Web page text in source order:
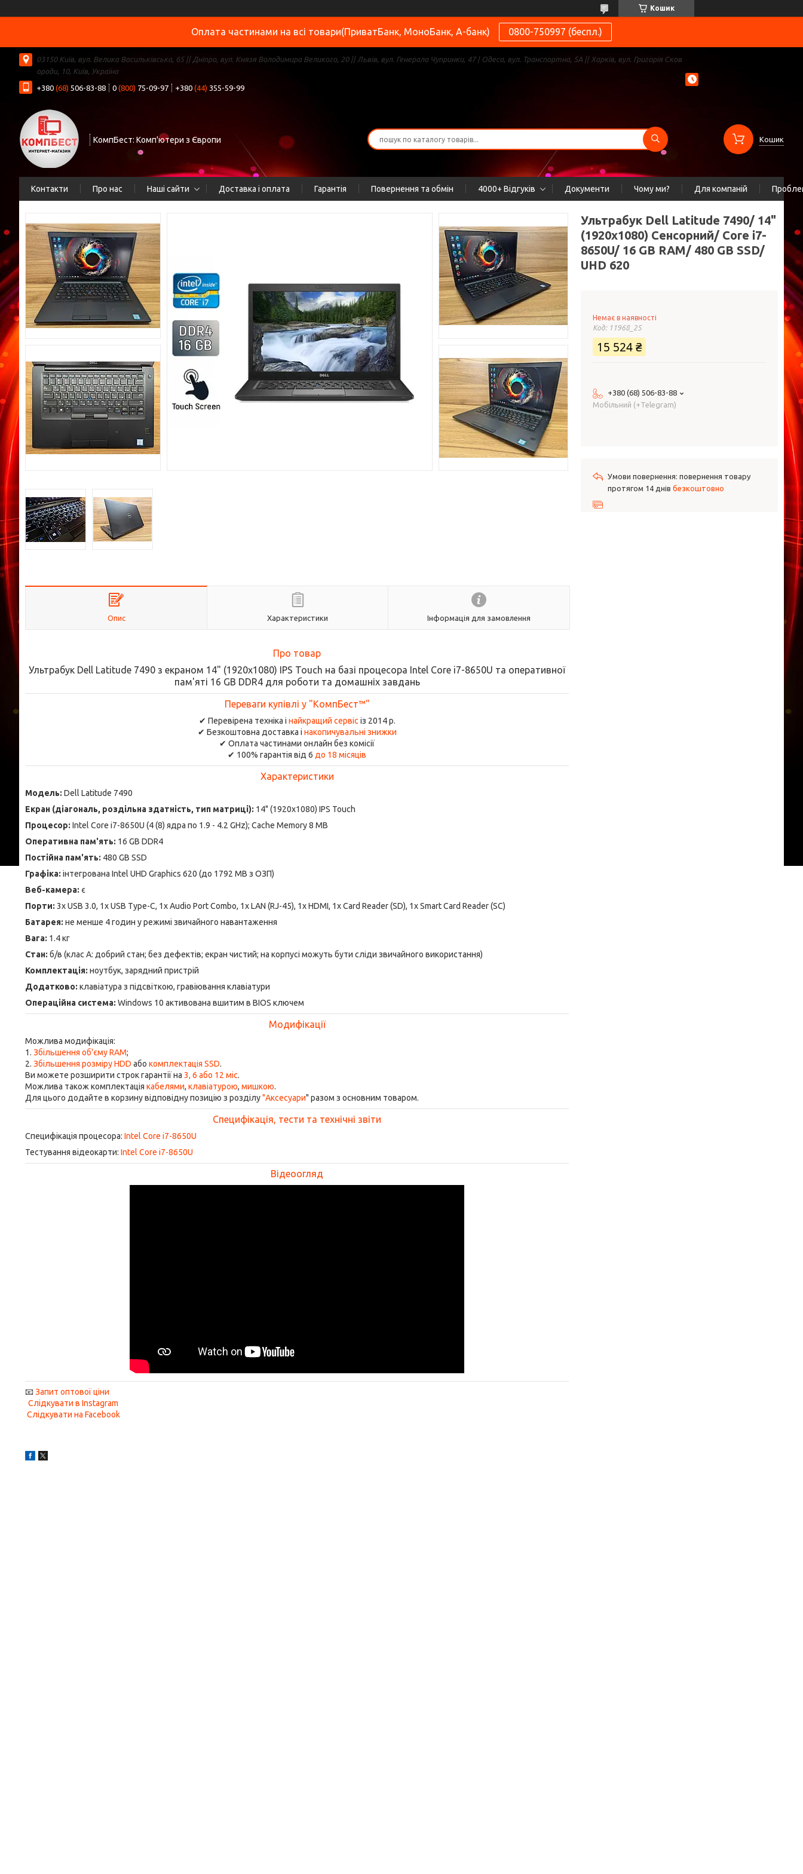
Кошик
Оплата частинами на всі товари(ПриватБанк, МоноБанк, А-банк) 0800-750997 (беспл.)
03150 Київ, вул. Велика Васильківська, 65 || Дніпро, вул. Князя Володимира Великого, 20 || Львів, вул. Генерала Чупринки, 47 | Одеса, вул. Транспортна, 5А || Харків, вул. Григорія Сков
ороди, 10, Київ, Україна
+380 (68) 506-83-88 0 (800) 75-09-97 +380 (44) 355-59-99
КомпБест: Комп'ютери з Європи Кошик
Контакти Про нас Наші сайти Доставка і оплата Гарантія Повернення та обмін 4000+ Відгуків Документи Чому ми? Для компаній
Опис Характеристики Інформація для замовлення
Про товар
Ультрабук Dell Latitude 7490 з екраном 14" (1920x1080) IPS Touch на базі процесора Intel Core i7-8650U та оперативної
пам'яті 16 GB DDR4 для роботи та домашніх завдань
Переваги купівлі у "КомпБест™"
✔ Перевірена техніка і найкращий сервіс із 2014 р.
✔ Безкоштовна доставка і накопичувальні знижки
✔ Оплата частинами онлайн без комісії
✔ 100% гарантія від 6 до 18 місяців
Характеристики
Модель: Dell Latitude 7490
Екран (діагональ, роздільна здатність, тип матриці): 14" (1920x1080) IPS Touch
Процесор: Intel Core i7-8650U (4 (8) ядра по 1.9 - 4.2 GHz); Cache Memory 8 MB
Оперативна пам'ять: 16 GB DDR4
Постійна пам'ять: 480 GB SSD
Графіка: інтегрована Intel UHD Graphics 620 (до 1792 MB з ОЗП)
Веб-камера: є
Порти: 3x USB 3.0, 1x USB Type-C, 1x Audio Port Combo, 1x LAN (RJ-45), 1x HDMI, 1x Card Reader (SD), 1x Smart Card Reader (SC)
Батарея: не менше 4 годин у режимі звичайного навантаження
Вага: 1.4 кг
Стан: б/в (клас А: добрий стан; без дефектів; екран чистий; на корпусі можуть бути сліди звичайного використання)
Комплектація: ноутбук, зарядний пристрій
Додатково: клавіатура з підсвіткою, гравіювання клавіатури
Операційна система: Windows 10 активована вшитим в BIOS ключем
Модифікації
Можлива модифікація:
1. Збільшення об'єму RAM;
2. Збільшення розміру HDD або комплектація SSD.
Ви можете розширити строк гарантії на 3, 6 або 12 міс.
Можлива також комплектація кабелями, клавіатурою, мишкою.
Для цього додайте в корзину відповідну позицію з розділу"Аксесуари" разом з основним товаром.
Специфікація, тести та технічні звіти
Специфікація процесора: Intel Core i7-8650U
Тестування відеокарти: Intel Core i7-8650U
Відеоогляд
📧Запит оптової ціни
Слідкувати в Instagram
Слідкувати на Facebook
Ультрабук Dell Latitude 7490/ 14"
(1920x1080) Сенсорний/ Core i7-
8650U/ 16 GB RAM/ 480 GB SSD/
UHD 620
Немає в наявності
Код: 11968_25
15 524 ₴
+380 (68) 506-83-88
Мобільний (+Telegram)
повернення товару
протягом 14 днів безкоштовно